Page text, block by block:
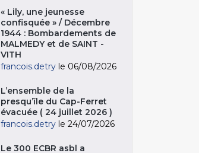
« Lily, une jeunesse
confisquée » / Décembre
1944 : Bombardements de
MALMEDY et de SAINT -
VITH
francois.detry le 06/08/2026
L’ensemble de la
presqu’île du Cap-Ferret
évacuée ( 24 juillet 2026 )
francois.detry le 24/07/2026
Le 300 ECBR asbl a